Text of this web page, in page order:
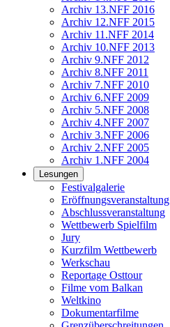
Archiv 13.NFF 2016
Archiv 12.NFF 2015
Archiv 11.NFF 2014
Archiv 10.NFF 2013
Archiv 9.NFF 2012
Archiv 8.NFF 2011
Archiv 7.NFF 2010
Archiv 6.NFF 2009
Archiv 5.NFF 2008
Archiv 4.NFF 2007
Archiv 3.NFF 2006
Archiv 2.NFF 2005
Archiv 1.NFF 2004
Lesungen
Festivalgalerie
Eröffnungsveranstaltung
Abschlussveranstaltung
Wettbewerb Spielfilm
Jury
Kurzfilm Wettbewerb
Werkschau
Reportage Osttour
Filme vom Balkan
Weltkino
Dokumentarfilme